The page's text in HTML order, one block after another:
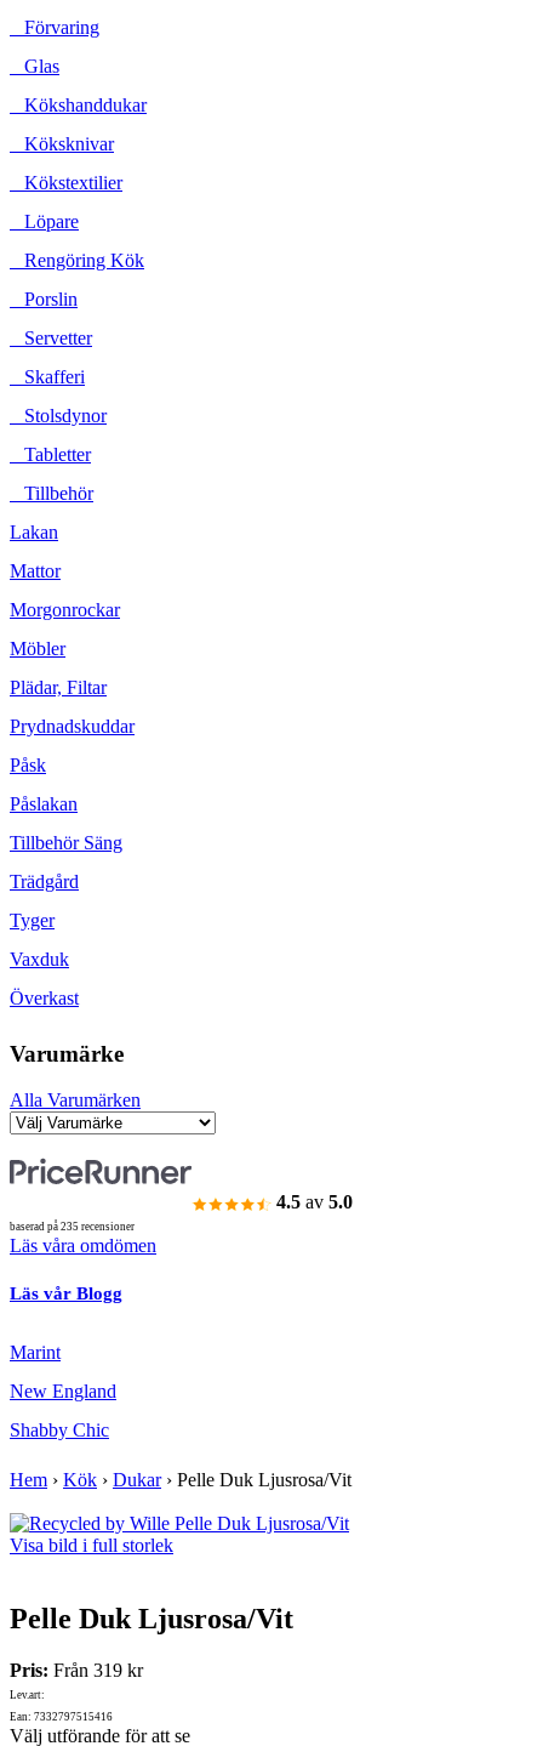
Förvaring
Glas
Kökshanddukar
Köksknivar
Kökstextilier
Löpare
Rengöring Kök
Porslin
Servetter
Skafferi
Stolsdynor
Tabletter
Tillbehör
Lakan
Mattor
Morgonrockar
Möbler
Plädar, Filtar
Prydnadskuddar
Påsk
Påslakan
Tillbehör Säng
Trädgård
Tyger
Vaxduk
Överkast
Varumärke
Alla Varumärken
4.5 av 5.0
baserad på 235 recensioner
Läs våra omdömen
Läs vår Blogg
Marint
New England
Shabby Chic
Hem › Kök › Dukar› Pelle Duk Ljusrosa/Vit
Visa bild i full storlek
Pelle Duk Ljusrosa/Vit
Pris: Från 319 kr
Lev.art:
Ean: 7332797515416
Välj utförande för att se